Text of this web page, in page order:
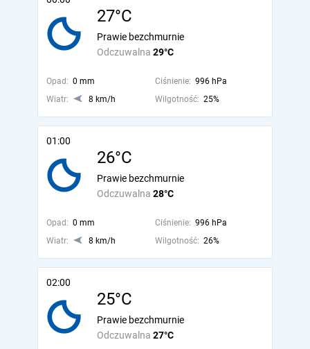
27°C
Odczuwalna 29°C
Prawie bezchmurnie
Opad: 0 mm Ciśnienie: 996 hPa
Wiatr:
8 km/h Wilgotność: 25%
01:00
26°C
Odczuwalna 28°C
Prawie bezchmurnie
Opad: 0 mm Ciśnienie: 996 hPa
Wiatr:
8 km/h Wilgotność: 26%
02:00
25°C
Odczuwalna 27°C
Prawie bezchmurnie